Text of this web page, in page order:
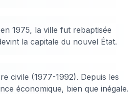
1975, la ville fut rebaptisée
la capitale du nouvel État.
civile (1977-1992). Depuis les
économique, bien que inégale.